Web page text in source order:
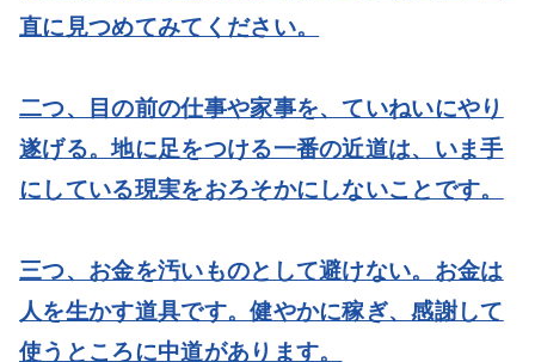
直に見つめてみてください。
二つ、目の前の仕事や家事を、ていねいにやり
遂げる。地に足をつける一番の近道は、いま手
にしている現実をおろそかにしないことです。
三つ、お金を汚いものとして避けない。 お金は
人を生かす道具です。健やかに稼ぎ、感謝して
使うところに中道があります。